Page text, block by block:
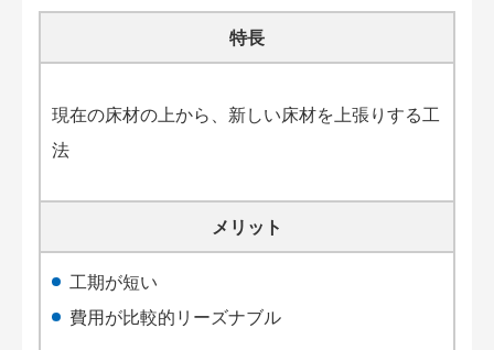
特長
現在の床材の上から、新しい床材を上張りする工
法
メリット
工期が短い
費用が比較的リーズナブル